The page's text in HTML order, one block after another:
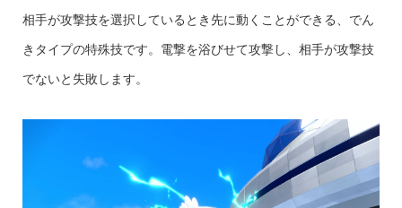
相手が攻撃技を選択しているとき先に動くことができる、でん
きタイプの特殊技です。電撃を浴びせて攻撃し、相手が攻撃技
でないと失敗します。